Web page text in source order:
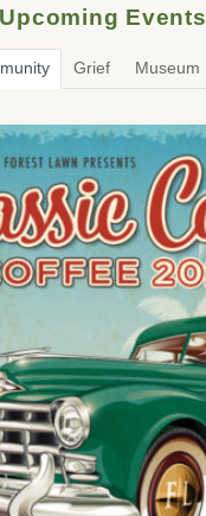
Upcoming Events
Grief Museum